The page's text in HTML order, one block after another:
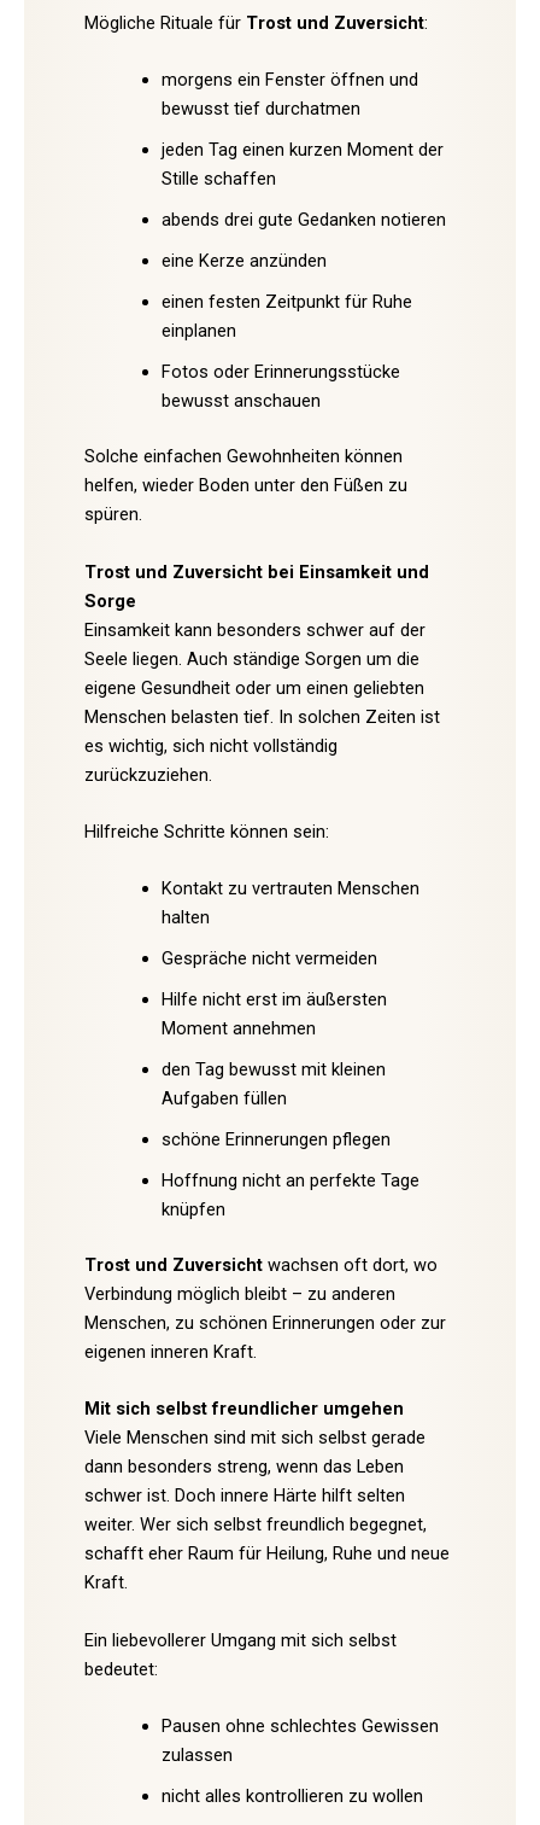
Mögliche Rituale für Trost und Zuversicht:
morgens ein Fenster öffnen und
bewusst tief durchatmen
jeden Tag einen kurzen Moment der
Stille schaffen
abends drei gute Gedanken notieren
eine Kerze anzünden
einen festen Zeitpunkt für Ruhe
einplanen
Fotos oder Erinnerungsstücke
bewusst anschauen
Solche einfachen Gewohnheiten können
helfen, wieder Boden unter den Füßen zu
spüren.
Trost und Zuversicht bei Einsamkeit und
Sorge
Einsamkeit kann besonders schwer auf der
Seele liegen. Auch ständige Sorgen um die
eigene Gesundheit oder um einen geliebten
Menschen belasten tief. In solchen Zeiten ist
es wichtig, sich nicht vollständig
zurückzuziehen.
Hilfreiche Schritte können sein:
Kontakt zu vertrauten Menschen
halten
Gespräche nicht vermeiden
Hilfe nicht erst im äußersten
Moment annehmen
den Tag bewusst mit kleinen
Aufgaben füllen
schöne Erinnerungen pflegen
Hoffnung nicht an perfekte Tage
knüpfen
Trost und Zuversicht wachsen oft dort, wo
Verbindung möglich bleibt – zu anderen
Menschen, zu schönen Erinnerungen oder zur
eigenen inneren Kraft.
Mit sich selbst freundlicher umgehen
Viele Menschen sind mit sich selbst gerade
dann besonders streng, wenn das Leben
schwer ist. Doch innere Härte hilft selten
weiter. Wer sich selbst freundlich begegnet,
schafft eher Raum für Heilung, Ruhe und neue
Kraft.
Ein liebevollerer Umgang mit sich selbst
bedeutet:
Pausen ohne schlechtes Gewissen
zulassen
nicht alles kontrollieren zu wollen